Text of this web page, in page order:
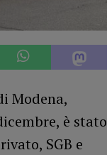
Modena,
è stato
SGB e